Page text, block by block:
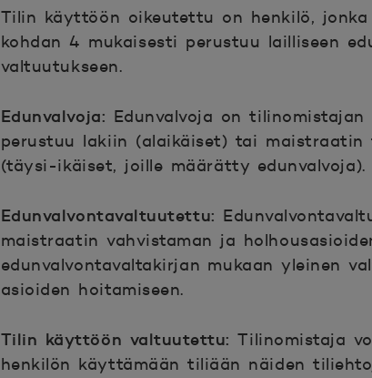
Tilin käyttöön oikeutettu on henkilö,
kohdan 4 mukaisesti perustuu lailliseen
valtuutukseen.
Edunvalvoja: Edunvalvoja on tilinomistajan
perustuu lakiin (alaikäiset) tai maistraatin
(täysi-ikäiset, joille määrätty edunvalvoja).
Edunvalvontavaltuutettu:
maistraatin vahvistaman ja
edunvalvontavaltakirjan mukaan yleinen
asioiden hoitamiseen.
Tilin käyttöön valtuutettu:Tilinomistaja
henkilön käyttämään tiliään näiden